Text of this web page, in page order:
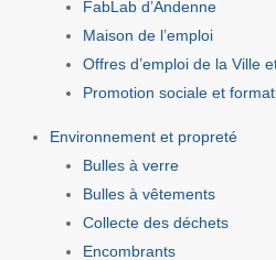
FabLab d’Andenne
Maison de l’emploi
Offres d’emploi de la Ville
Promotion sociale et
Environnement et propreté
Bulles à verre
Bulles à vêtements
Collecte des déchets
Encombrants